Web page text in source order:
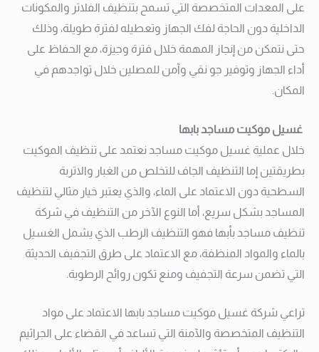
على المعدات المتخصصة التي تسمح بتنظيف الفلاتر والمكونات
الداخلية دون الحاجة لفك الجهاز وتعطيله لفترة طويلة، وذلك
حتى نتمكن من إنجاز المهمة خلال فترة وجيزة، مع الحفاظ على
أداء الجهاز وتوفير جو نقي وآمن للمصلين خلال تواجدهم في
المكان.
غسيل موكيت مساجد بابها
خلال عملية غسيل موكيت مساجد نعتمد على تنظيف الموكيت
بطريقتين إما التنظيف الجاف للتخلص من الغبار والاتربة
السطحية دون الاعتماد على الماء، والذي يعتبر خيار مثالي لتنظيف
المساجد بشكل سريع، أما النوع الآخر من التنظيف في شركة
تنظيف مساجد بأبها فهو التنظيف الرطب الذي يشمل الغسيل
بالماء والمواد المنظفة، مع الاعتماد على طرق التجفيف الحديثة
التي تضمن سرعة التجفيف ومنع تكون روائح الرطوبة.
تراعي شركة غسيل موكيت مساجد بابها الاعتماد على مواد
التنظيف المتخصصة والآمنة التي تساعد في القضاء على الجراثيم